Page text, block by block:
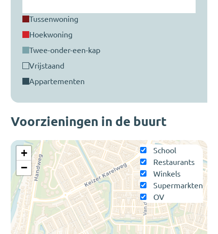
Voorzieningen in de buurt
School
Restaurants
Winkels
Supermarkten
OV
+
−
tussenwoning
hoekwoning
twee-onder-een-kap
vrijstaand
appartementen